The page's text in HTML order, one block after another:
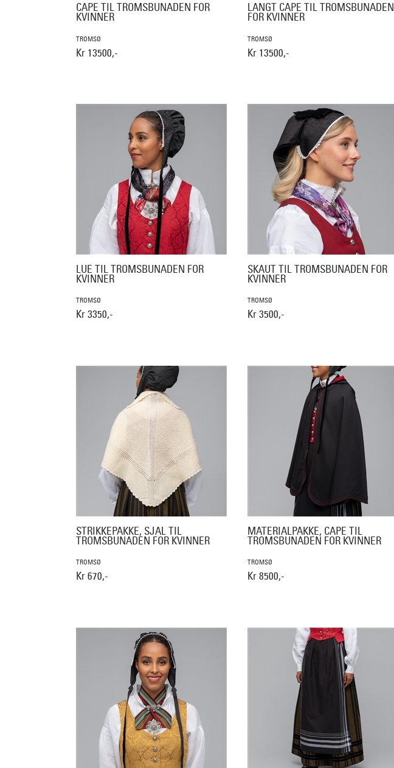
CAPE TIL TROMSBUNADEN FOR
KVINNER
TROMSØ
Kr 13500,-
LANGT CAPE TIL TROMSBUNADEN
FOR KVINNER
TROMSØ
Kr 13500,-
LUE TIL TROMSBUNADEN FOR
KVINNER
TROMSØ
Kr 3350,-
SKAUT TIL TROMSBUNADEN FOR
KVINNER
TROMSØ
Kr 3500,-
STRIKKEPAKKE, SJAL TIL
TROMSBUNADEN FOR KVINNER
TROMSØ
Kr 670,-
MATERIALPAKKE, CAPE TIL
TROMSBUNADEN FOR KVINNER
TROMSØ
Kr 8500,-